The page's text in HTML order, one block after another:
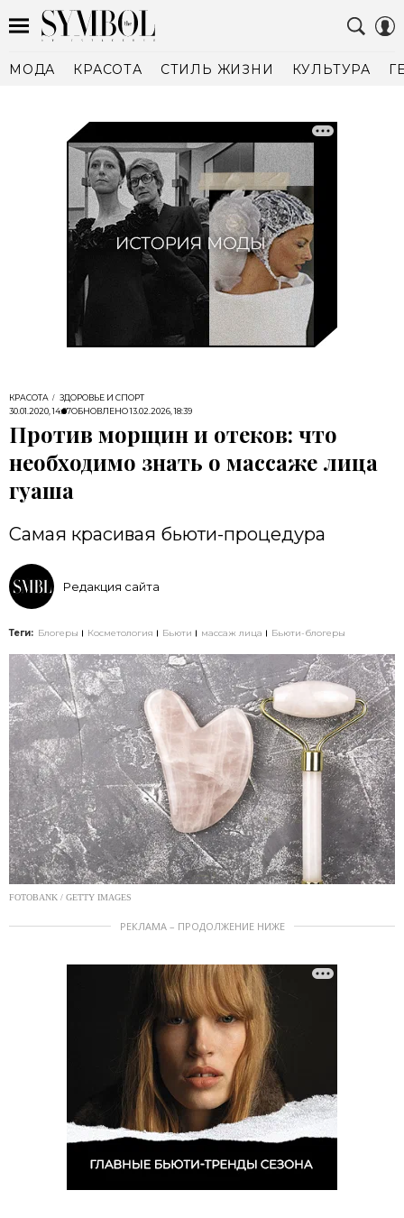
МОДА КРАСОТА СТИЛЬ ЖИЗНИ КУЛЬТУРА
КРАСОТА
ЗДОРОВЬЕ И СПОРТ
30.01.2020, 14:07ОБНОВЛЕНО13.02.2026, 18:39
Против морщин и отеков: что
необходимо знать о массаже лица
гуаша
Самая красивая бьюти-процедура
Редакция сайта
Теги: Блогеры Косметология Бьюти массаж лица Бьюти-блогеры
FOTOBANK / GETTY IMAGES
РЕКЛАМА – ПРОДОЛЖЕНИЕ НИЖЕ